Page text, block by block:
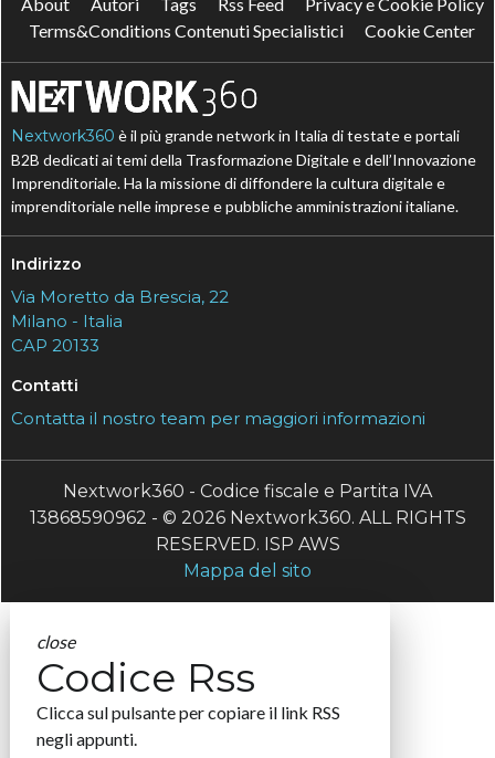
Terms&Conditions Contenuti Specialistici
Cookie Center
Nextwork360 è il più grande network in Italia di testate e portali
B2B dedicati ai temi della Trasformazione Digitale e dell’Innovazione
Imprenditoriale. Ha la missione di diffondere la cultura digitale e
imprenditoriale nelle imprese e pubbliche amministrazioni italiane.
Indirizzo
Via Moretto da Brescia, 22
Milano - Italia
CAP 20133
Contatti
Contatta il nostro team per maggiori informazioni
Nextwork360 - Codice fiscale e Partita IVA
13868590962 - © 2026 Nextwork360. ALL RIGHTS
RESERVED. ISP AWS
Mappa del sito
close
Codice Rss
Clicca sul pulsante per copiare il link RSS
negli appunti.